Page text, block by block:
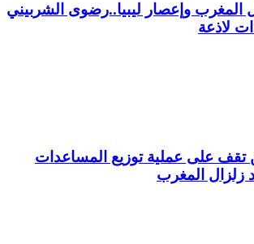
المغرب وإعصار ليبيا..رضوى الشربيني
لاذعة
على عملية توزيع المساعدات
زلزال المغرب